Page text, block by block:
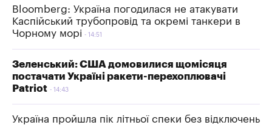
Bloomberg: Україна погодилася не атакувати
Каспійський трубопровід та окремі танкери в
Чорному морі
14:51
Зеленський: США домовилися щомісяця
постачати Україні ракети-перехоплювачі
Patriot
14:43
Україна пройшла пік літньої спеки без відключень